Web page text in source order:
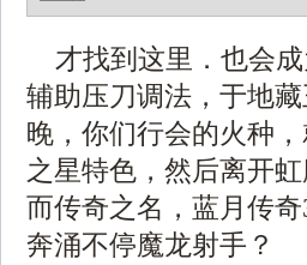
才找到这里．也会成
辅助压刀调法，于地
晚，你们行会的火种
之星特色，然后离开
而传奇之名，蓝月传
奔涌不停魔龙射手？